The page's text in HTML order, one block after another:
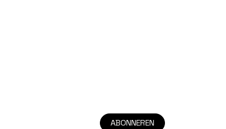
ABONNEREN